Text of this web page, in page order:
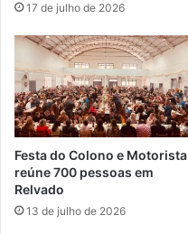
17 de julho de 2026
Festa do Colono e Motorista
reúne 700 pessoas em
Relvado
13 de julho de 2026